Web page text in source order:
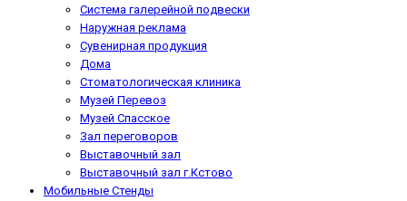
Система галерейной подвески
Наружная реклама
Сувенирная продукция
Дома
Стоматологическая клиника
Музей Перевоз
Музей Спасское
Зал переговоров
Выставочный зал
Выставочный зал г.Кстово
Мобильные Стенды